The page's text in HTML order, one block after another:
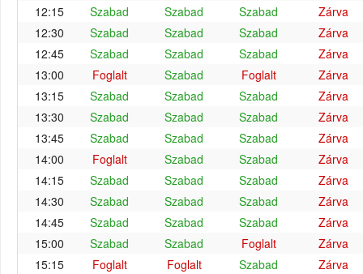
12:15
Szabad Szabad Szabad
Zárva
12:30
Szabad Szabad Szabad
Zárva
12:45
Szabad Szabad Szabad
Zárva
13:00
Foglalt Szabad Foglalt
Zárva
13:15
Szabad Szabad Szabad
Zárva
13:30
Szabad Szabad Szabad
Zárva
13:45
Szabad Szabad Szabad
Zárva
14:00
Foglalt Szabad Szabad
Zárva
14:15
Szabad Szabad Szabad
Zárva
14:30
Szabad Szabad Szabad
Zárva
14:45
Szabad Szabad Szabad
Zárva
15:00
Szabad Szabad Foglalt
Zárva
15:15
Foglalt Foglalt Szabad
Zárva